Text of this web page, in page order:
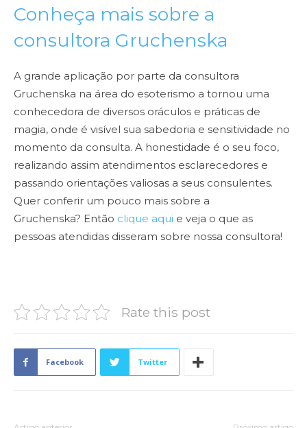
Conheça mais sobre a
consultora Gruchenska
A grande aplicação por parte da consultora
Gruchenska na área do esoterismo a tornou uma
conhecedora de diversos oráculos e práticas de
magia, onde é visível sua sabedoria e sensitividade no
momento da consulta. A honestidade é o seu foco,
realizando assim atendimentos esclarecedores e
passando orientações valiosas a seus consulentes.
Quer conferir um pouco mais sobre a
Gruchenska? Então clique aqui e veja o que as
pessoas atendidas disseram sobre nossa consultora!
Rate this post
Facebook Twitter